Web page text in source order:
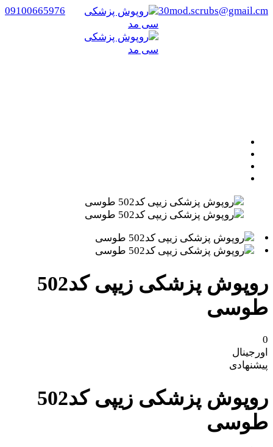
30mod.scrubs@gmail.cm
09100665976
روپوش پزشکی زیپی کد502
طوسی
0
اورجینال
پیشنهادی
روپوش پزشکی زیپی کد502
طوسی